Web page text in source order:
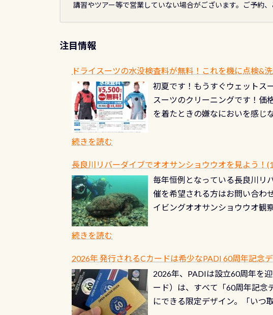
講習やツアー等で営業していない場合がございます。ご予約
注目情報
ドライスーツの水没検査料が無料！これを機に点検&洗
初夏です！もうすぐウェットス
スーツのクリーニングです！価
を着たときの嫌なにおいを感じ
ル(穴)がないか確認冬になり、
ルブのオーバーホール排気バル
ーホールも非常に大切です
過ぎて急浮上…なんて事がない
点検をする度に1行目の「水漏
8/31までの間に、ドライスーツ
ドライスーツクリーニングだ
続きを読む
長良川リバーダイブでオオサンショウウオを見よう！
毎年恒例となっている長良川リ
催を希望される方はお問い合わ
イビングオオサンショウウオ観
ませ 6月から10月の間で開催し
る清流（水質汚染の少ない、ま
の「名水100選」にまた2001年
ところでは12mほどあり十分ダ
続きを読む
2026年 発行されるCカードは希少なPADI 60周年記念
2026年、PADIは設立60周年を
ード）は、すべて「60周年記念
にできる限定デザイン。「いつ